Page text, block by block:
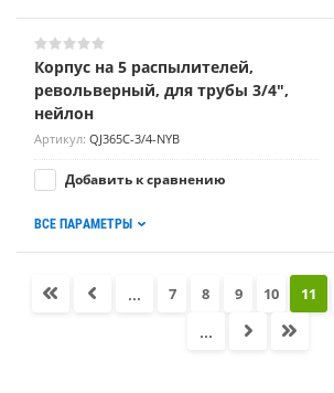
Корпус на 5 распылителей,
револьверный, для трубы 3/4",
нейлон
Артикул: QJ365C-3/4-NYB
Добавить к сравнению
ВСЕ ПАРАМЕТРЫ
... 7 8 9 10 11
...